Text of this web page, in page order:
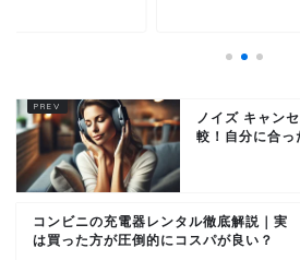
ノイズ キャン
較！自分に合
コンビニの充電器レンタル徹底解説｜実
は買った方が圧倒的にコスパが良い？